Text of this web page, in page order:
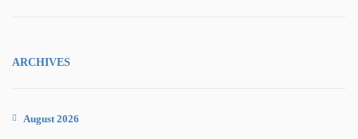
ARCHIVES
August 2026